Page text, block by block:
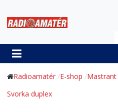
Radioamatér E-shop Mastrant
Svorka duplex